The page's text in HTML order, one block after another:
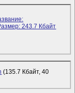
(135.7 Кбайт, 40